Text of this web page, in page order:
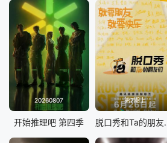
20260807
开始推理吧 第四季
第7期上
脱口秀